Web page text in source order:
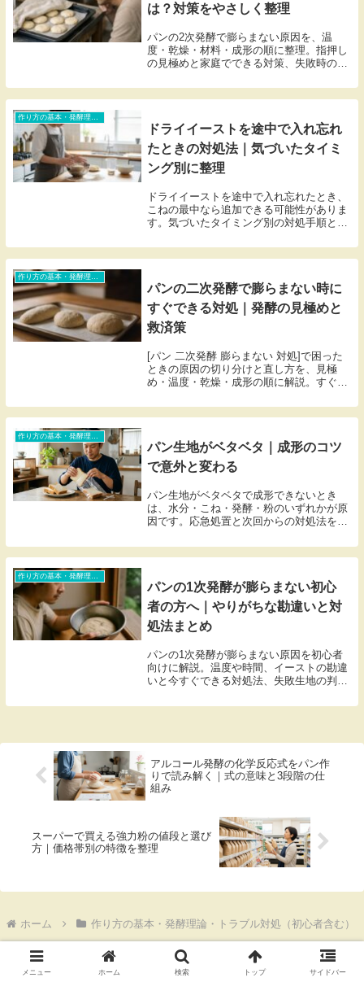
は？対策をやさしく整理
パンの2次発酵で膨らまない原因を、温
度・乾燥・材料・成形の順に整理。指押し
の見極めと家庭でできる対策、失敗時の立
ドライイーストを途中で入れ忘れ
たときの対処法｜気づいたタイミ
ング別に整理
ドライイーストを途中で入れ忘れたとき、
こねの最中なら追加できる可能性がありま
す。気づいたタイミング別の対処手順と、
パンの二次発酵で膨らまない時に
すぐできる対処｜発酵の見極めと
救済策
[パン 二次発酵 膨らまない 対処]で困った
ときの原因の切り分けと直し方を、見極
め・温度・乾燥・成形の順に解説。すぐで
パン生地がベタベタ｜成形のコツ
で意外と変わる
パン生地がベタベタで成形できないとき
は、水分・こね・発酵・粉のいずれかが原
因です。応急処置と次回からの対処法を整
パンの1次発酵が膨らまない初心
者の方へ｜やりがちな勘違いと対
処法まとめ
パンの1次発酵が膨らまない原因を初心者
向けに解説。温度や時間、イーストの勘違
いと今すぐできる対処法、失敗生地の判断
アルコール発酵の化学反応式をパン作
りで読み解く｜式の意味と3段階の仕
組み
スーパーで買える強力粉の値段と選び
方｜価格帯別の特徴を整理
ホーム 作り方の基本・発酵理論・トラブル対処（初心者含む）
メニュー ホーム 検索 トップ サイドバー